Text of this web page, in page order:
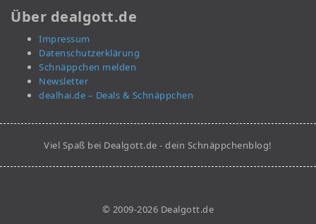
Über dealgott.de
Impressum
Datenschutzerklärung
Schnäppchen melden
Newsletter
dealhai.de – Deals & Schnäppchen
Viel Spaß bei Dealgott.de - dein Schnäppchenblog!
© 2009-2026 Dealgott.de